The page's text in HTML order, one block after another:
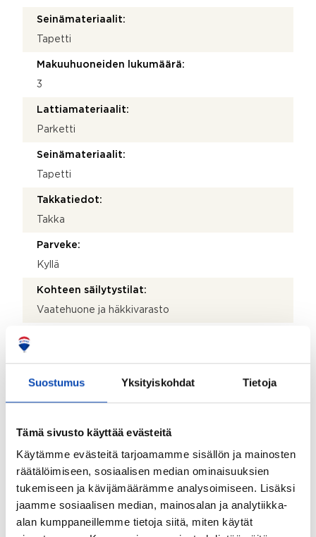
Suostumus Yksityiskohdat Tietoja
Tämä sivusto käyttää evästeitä
Käytämme evästeitä tarjoamamme sisällön ja mainosten
räätälöimiseen, sosiaalisen median ominaisuuksien
tukemiseen ja kävijämäärämme analysoimiseen. Lisäksi
jaamme sosiaalisen median, mainosalan ja analytiikka-
alan kumppaneillemme tietoja siitä, miten käytät
Seinämateriaalit:
Tapetti
Makuuhuoneiden lukumäärä:
3
Lattiamateriaalit:
Parketti
Seinämateriaalit:
Tapetti
Takkatiedot:
Takka
Parveke:
Kyllä
Kohteen säilytystilat:
Vaatehuone ja häkkivarasto
Taloyhtiössä on antenni:
Ei
Taloyhtiö
Taloyhtiön nimi: